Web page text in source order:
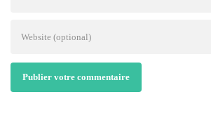
Publier votre commentaire